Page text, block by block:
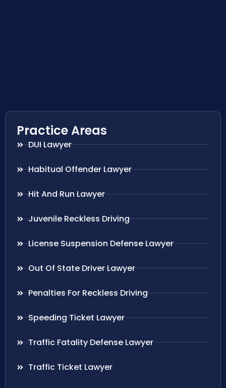
Practice Areas
DUI Lawyer
Habitual Offender Lawyer
Hit And Run Lawyer
Juvenile Reckless Driving
License Suspension Defense Lawyer
Out Of State Driver Lawyer
Penalties For Reckless Driving
Speeding Ticket Lawyer
Traffic Fatality Defense Lawyer
Traffic Ticket Lawyer